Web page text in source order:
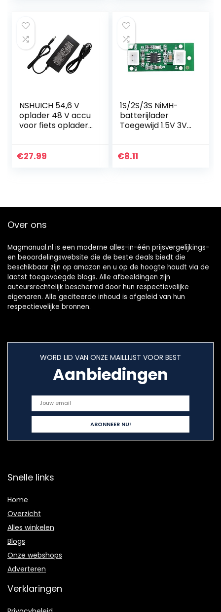
NSHUICH 54,6 V
oplader 48 V accu
voor fiets oplader
1,5 A VCA Li-Ion
€27.99
1S/2S/3S NiMH-
batterijlader
Toegewijd 1.5V 3V
oplaadbord(3S-
€8.11
Over ons
Magmanual.nl is een moderne alles-in-één prijsvergelijkings-
en beoordelingswebsite die de beste deals biedt die
beschikbaar zijn op amazon en u op de hoogte houdt via de
laatst toegevoegde blogs. Alle afbeeldingen zijn
auteursrechtelijk beschermd door hun respectievelijke
eigenaren. Alle geciteerde inhoud is afgeleid van hun
respectievelijke bronnen.
WORD LID VAN ONZE MAILLIJST VOOR BEST
Aanbiedingen
Snelle links
Home
Overzicht
Alles winkelen
Blogs
Onze webshops
Adverteren
Verklaringen